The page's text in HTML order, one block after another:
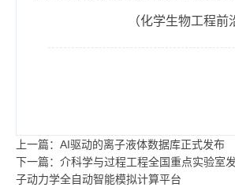
（化学生物工程前
上一篇：AI驱动的离子液体数据库正式发布
下一篇：介科学与过程工程全国重点实验室
子动力学全自动智能模拟计算平台